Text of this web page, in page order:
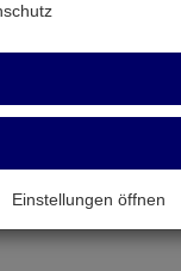
Einstellungen öffnen